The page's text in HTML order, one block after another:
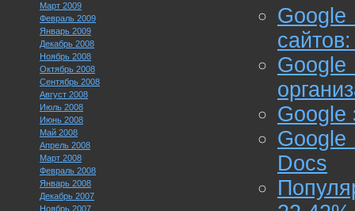
Март 2009
Февраль 2009
Январь 2009
Декабрь 2008
Ноябрь 2008
Октябрь 2008
Сентябрь 2008
Август 2008
Июль 2008
Июнь 2008
Май 2008
Апрель 2008
Март 2008
Февраль 2008
Январь 2008
Декабрь 2007
Ноябрь 2007
Google
Docs